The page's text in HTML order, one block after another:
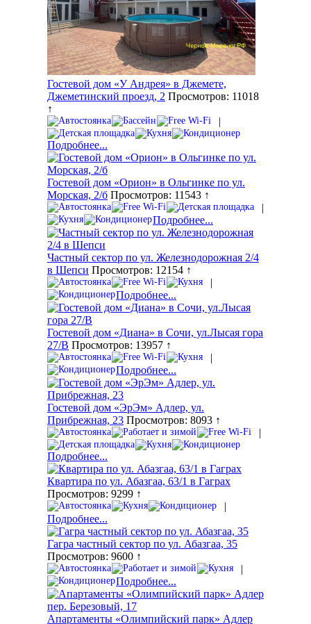
Гостевой дом «У Андрея» в Джемете,
Джеметинский проезд, 2 Просмотров: 11018
↑
|
Подробнее...
Гостевой дом «Орион» в Ольгинке по ул.
Морская, 2/б Просмотров: 11543 ↑
|
Подробнее...
Частный сектор по ул. Железнодорожная 2/4
в Шепси Просмотров: 12154 ↑
|
Подробнее...
Гостевой дом «Диана» в Сочи, ул.Лысая гора
27/В Просмотров: 13957 ↑
|
Подробнее...
Гостевой дом «ЭрЭм» Адлер, ул.
Прибрежная, 23 Просмотров: 8093 ↑
|
Подробнее...
Квартира по ул. Абазгаа, 63/1 в Гаграх
Просмотров: 9299 ↑
|
Подробнее...
Гагра частный сектор по ул. Абазгаа, 35
Просмотров: 9600 ↑
|
Подробнее...
Апартаменты «Олимпийский парк» Адлер